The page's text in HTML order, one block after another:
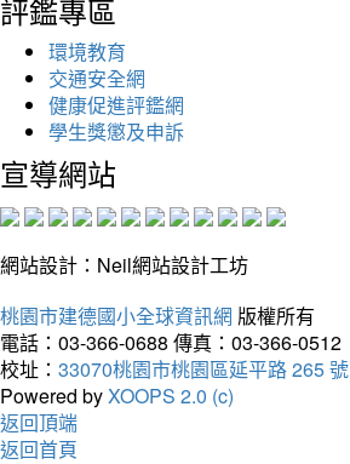
評鑑專區
環境教育
交通安全網
健康促進評鑑網
學生獎懲及申訴
宣導網站
網站設計：Neil網站設計工坊
桃園市建德國小全球資訊網 版權所有
電話：03-366-0688 傳真：03-366-0512
校址： 33070桃園市桃園區延平路 265 號
Powered byXOOPS 2.0 (c)
返回頂端
返回首頁